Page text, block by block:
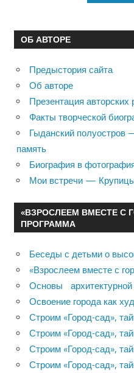
ОБ АВТОРЕ
Предыстория сайта
Об авторе
Презентация авторских
Факты творческой
Гыданский полуостров
память
Биография в
Мои встречи —
«ВЗРОСЛЕЕМ ВМЕСТЕ С
ПРОГРАММА
Беседы с детьми о
«Взрослеем вместе с
Основы архитектурной
Освоение города как
Строим «Город-сад»,
Строим «Город-сад»,
Строим «Город-сад»,
Строим «Город-сад»,